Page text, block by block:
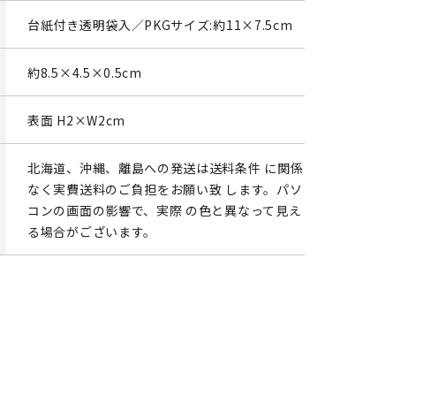
台紙付き透明袋入／PKGサイズ:約11×7.5cm
約8.5×4.5×0.5cm
表面 H2×W2cm
北海道、沖縄、離島への発送は送料条件 に関係
なく実費送料のご負担をお願い致 します。パソ
コンの画面の影響で、実際 の色と異なって見え
る場合がございます。